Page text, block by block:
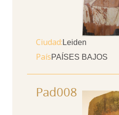
Ciudad Leiden
PaísPAÍSES BAJOS
Pad008